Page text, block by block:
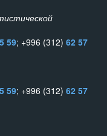
59; +996 (312) 62 57
59; +996 (312) 62 57